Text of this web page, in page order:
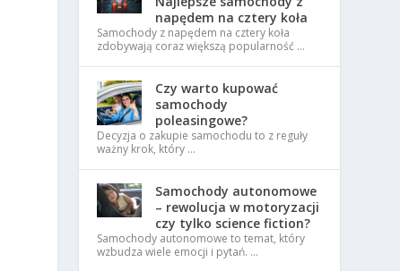
napędem na cztery koła
Samochody z napędem na cztery koła
zdobywają coraz większą popularność …
Czy warto kupować
samochody
poleasingowe?
Decyzja o zakupie samochodu to z reguły
ważny krok, który …
Samochody autonomowe
– rewolucja w motoryzacji
czy tylko science fiction?
Samochody autonomowe to temat, który
wzbudza wiele emocji i pytań. …